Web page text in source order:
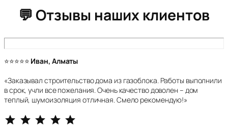
💬 Отзывы наших клиентов
⭐⭐⭐⭐⭐ Иван, Алматы
«Заказывал строительство дома из газоблока. Работы выполнили
в срок, учли все пожелания. Очень качество доволен – дом
теплый, шумоизоляция отличная. Смело рекомендую!»
⭐⭐ ⭐